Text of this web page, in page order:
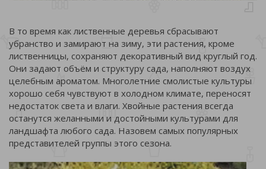
В то время как лиственные деревья сбрасывают
убранство и замирают на зиму, эти растения, кроме
лиственницы, сохраняют декоративный вид круглый год.
Они задают объём и структуру сада, наполняют воздух
целебным ароматом. Многолетние смолистые культуры
хорошо себя чувствуют в холодном климате, переносят
недостаток света и влаги. Хвойные растения всегда
останутся желанными и достойными культурами для
ландшафта любого сада. Назовем самых популярных
представителей группы этого сезона.